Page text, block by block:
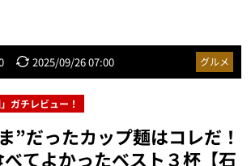
2025/09/26 07:00 グルメ
ガチレビュー！
”だったカップ麺はコレだ！
てよかったベスト３杯【石